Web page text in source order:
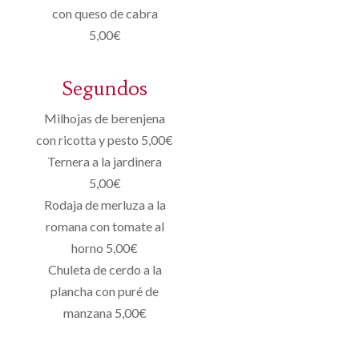
con queso de cabra
5,00€
Segundos
Milhojas de berenjena
con ricotta y pesto 5,00€
Ternera a la jardinera
5,00€
Rodaja de merluza a la
romana con tomate al
horno 5,00€
Chuleta de cerdo a la
plancha con puré de
manzana 5,00€